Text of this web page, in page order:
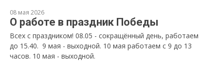
08 мая 2026
О работе в праздник Победы
Всех с праздником! 08.05 - сокращённый день, работаем
до 15.40. 9 мая - выходной. 10 мая работаем с 9 до 13
часов. 10 мая - выходной.